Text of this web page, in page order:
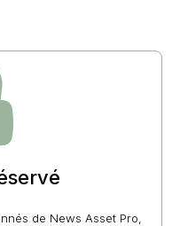
de News Asset Pro,